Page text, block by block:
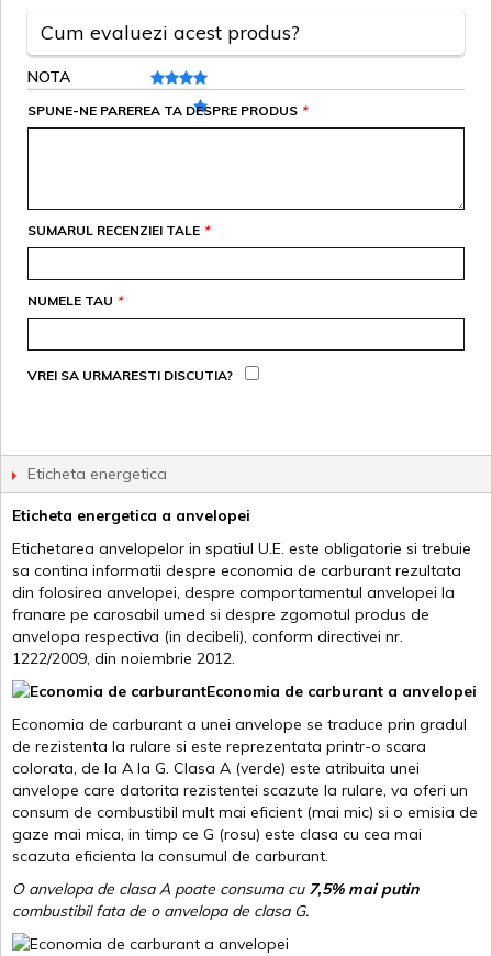
Cum evaluezi acest produs?
NOTA
*
SPUNE-NE PAREREA TA DESPRE PRODUS
*
SUMARUL RECENZIEI TALE
*
NUMELE TAU
VREI SA URMARESTI DISCUTIA?
Eticheta energetica
Eticheta energetica a anvelopei
Etichetarea anvelopelor in spatiul U.E. este obligatorie si trebuie
sa contina informatii despre economia de carburant rezultata
din folosirea anvelopei, despre comportamentul anvelopei la
franare pe carosabil umed si despre zgomotul produs de
anvelopa respectiva (in decibeli), conform directivei nr.
1222/2009, din noiembrie 2012.
Economia de carburant a anvelopei
Economia de carburant a unei anvelope se traduce prin gradul
de rezistenta la rulare si este reprezentata printr-o scara
colorata, de la A la G. Clasa A (verde) este atribuita unei
anvelope care datorita rezistentei scazute la rulare, va oferi un
consum de combustibil mult mai eficient (mai mic) si o emisia de
gaze mai mica, in timp ce G (rosu) este clasa cu cea mai
scazuta eficienta la consumul de carburant.
O anvelopa de clasa A poate consuma cu 7,5% mai putin
combustibil fata de o anvelopa de clasa G.